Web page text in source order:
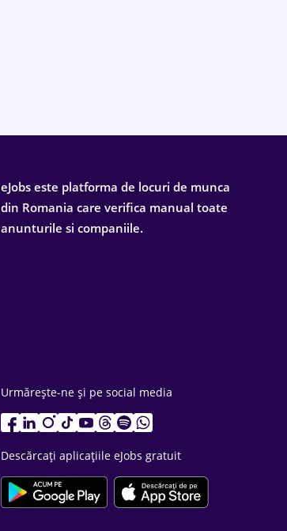
eJobs este platforma de locuri de munca
din Romania care verifica manual toate
anunturile si companiile.
Urmărește-ne și pe social media
Descărcați aplicațiile eJobs gratuit